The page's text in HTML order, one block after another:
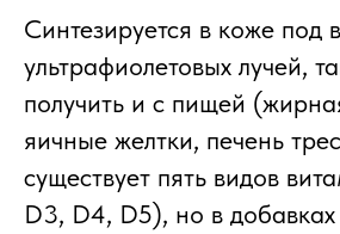
Синтезируется в коже под
ультрафиолетовых лучей,
получить и с пищей
яичные желтки, печень
существует пять видов
D3, D4, D5), но в добавках